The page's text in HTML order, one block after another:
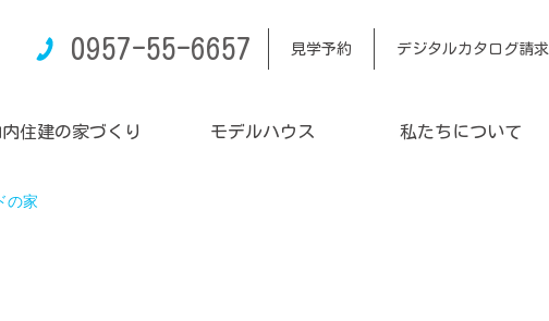
0957-55-6657 見学予約 デジタルカタログ請求
住建の家づくり モデルハウス 私たちについて
の家